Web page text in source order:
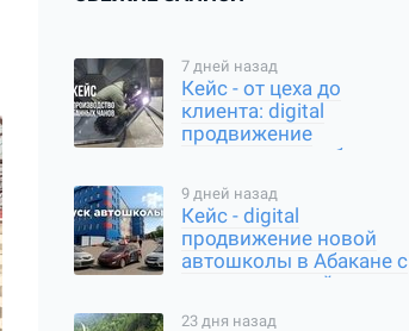
7 дней назад
Кейс - от цеха до
клиента: digital
продвижение
производителя банных
9 дней назад
Кейс - digital
продвижение новой
автошколы в Абакане с
нуля: карты, сайт,
23 дня назад